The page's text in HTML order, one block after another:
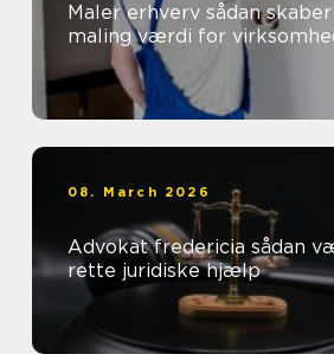
Maler erhverv sådan skaber professionel
maling værdi for
08. March 2026
Advokat fredericia sådan vælger du den
rette juridiske hjælp